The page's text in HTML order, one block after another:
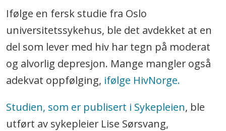
Ifølge en fersk studie fra Oslo
universitetssykehus, ble det avdekket at en
del som lever med hiv har tegn på moderat
og alvorlig depresjon. Mange mangler også
adekvat oppfølging, ifølge HivNorge.
Studien, som er publisert i Sykepleien, ble
utført av sykepleier Lise Sørsvang,